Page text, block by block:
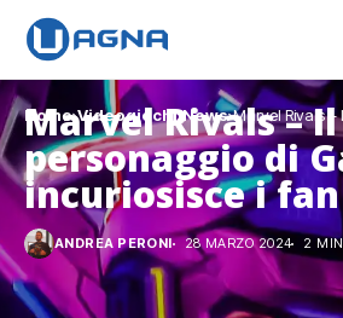
Home Videogiochi News Marvel Rivals
incuriosisce i
Marvel Rivals – Il
personaggio di
incuriosisce i fan
ANDREA PERONI 28 MARZO 2024 2